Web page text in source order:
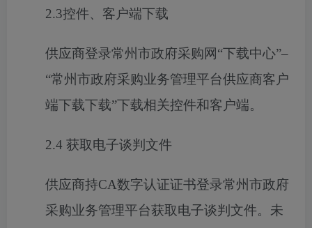
2.3控件、客户端下载
供应商登录常州市政府采购网 “下载中心”–
“常州市政府采购业务管理平台供应商客户
端下载下载”下载相关控件和客户端。
2.4 获取电子谈判文件
供应商持CA数字认证证书登录常州市政府
采购业务管理平台获取电子谈判文件。未